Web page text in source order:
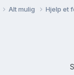
Alt mulig Hjelp et